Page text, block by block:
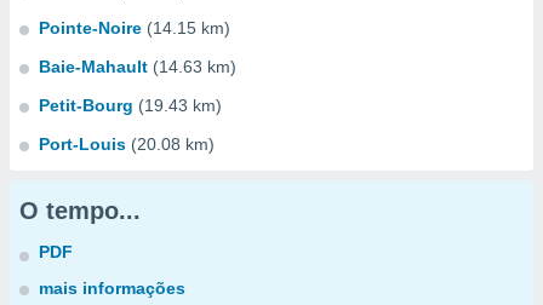
Pointe-Noire (14.15 km)
Baie-Mahault (14.63 km)
Petit-Bourg (19.43 km)
Port-Louis (20.08 km)
O tempo...
PDF
mais informações